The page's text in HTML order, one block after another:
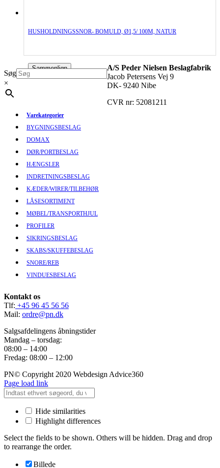
HUSHOLDNINGSSNOR- BOMULD, Ø1,5/ 100M, NATUR
Sammenlign
Søg
×
Varekategorier
BYGNINGSBESLAG
DOMAX
DØR/PORTBESLAG
HÆNGSLER
INDRETNINGSBESLAG
KÆDER/WIRER/TILBEHØR
LÅSESORTIMENT
MØBEL/TRANSPORTHJUL
PROFILER
SIKRINGSBESLAG
SKABS/SKUFFEBESLAG
SNORE/REB
VINDUESBESLAG
A/S Peder Nielsen Beslagfabrik
Jacob Petersens Vej 9
DK- 9240 Nibe
CVR nr: 52081211
Kontakt os
Tlf: +45 96 45 56 56
Mail: ordre@pn.dk
Salgsafdelingens åbningstider
Mandag – torsdag:
08:00 – 14:00
Fredag: 08:00 – 12:00
PN© Copyright 2020 Webdesign Advice360
Page load link
Hide similarities
Highlight differences
Select the fields to be shown. Others will be hidden. Drag and drop
to rearrange the order.
Billede